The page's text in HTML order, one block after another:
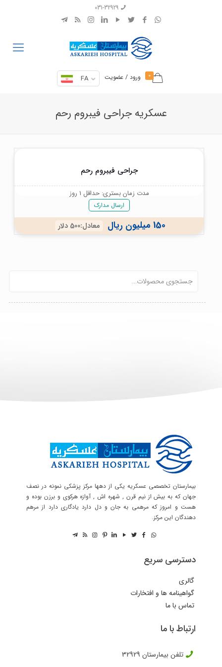
031-32929
0 ورود / عضویت FA
عسکریه جراحی فیبروم رحم
جراحی فیبروم رحم
مدت زمان بستری: حداقل 1 روز
ارسال مدارک
150 میلیون ریال معادل:500 دلار
بیمارستان تخصصی عسکریه یکی از دهها مرکز پزشکی نمونه در نصف
جهان که به بیش از نیم قرن , شهره اش , آوازه هرکوی و برزن بوده و
هست و امروز که مرهمی به جان و دل دارد یادگاری دارد از مرهم
دهندگان این مرکز.
دسترسی سریع
گالری
گواهینامه ها و افتخارات
تماس با ما
ارتباط با ما
تلفن بیمارستان 32929